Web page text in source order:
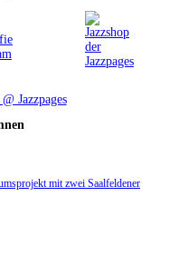
mit zwei Saalfeldener